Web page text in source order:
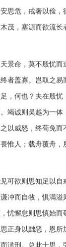
思危，戒奢以俭
茂，塞源而欲流
命，莫不殷忧而
者盖寡。岂取之
，何也？夫在殷
竭诚则吴越为一体
以威怒，终苟免
惟人；载舟覆舟，
欲则思知足以自
冲而自牧，惧满溢
忧懈怠则思慎始
正身以黜恶，恩所
滥刑。总此十思